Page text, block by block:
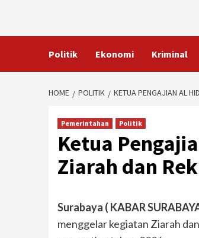
Politik Ekonomi Kriminal
HOME POLITIK KETUA PENGAJIAN AL
Pemerintahan Politik
Ketua
Ziarah dan
Surabaya ( KABAR
menggelar kegiatan Ziarah